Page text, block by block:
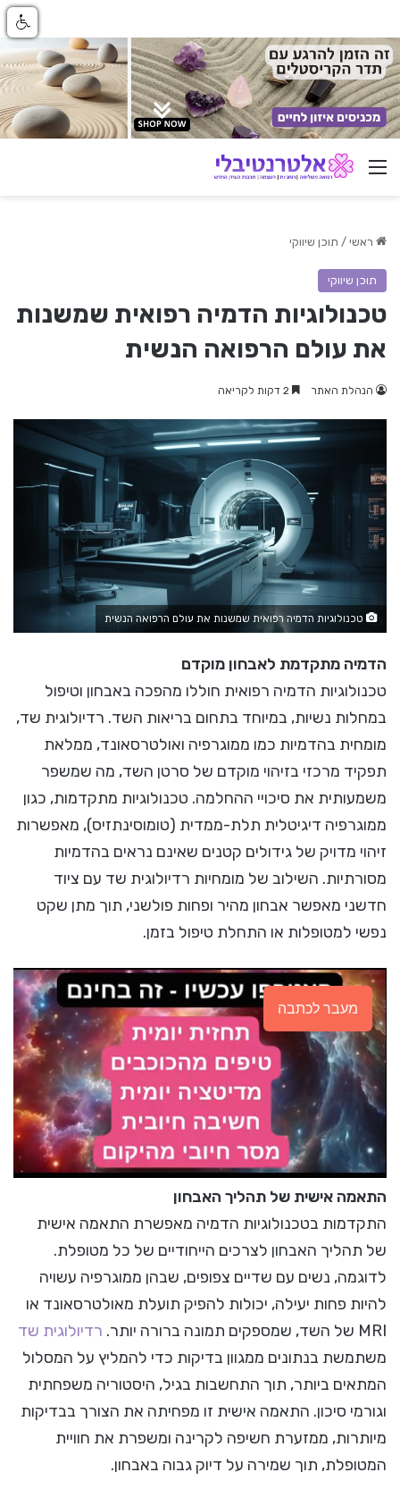
ניווט באתר
ראשי / תוכן שיווקי
תוכן שיווקי
טכנולוגיות הדמיה רפואית שמשנות
את עולם הרפואה הנשית
הנהלת האתר
טכנולוגיות הדמיה רפואית שמשנות את עולם הרפואה הנשית
הדמיה מתקדמת לאבחון מוקדם
טכנולוגיות הדמיה רפואית חוללו מהפכה באבחון וטיפול
במחלות נשיות, במיוחד בתחום בריאות השד. רדיולוגית שד,
מומחית בהדמיות כמו ממוגרפיה ואולטרסאונד, ממלאת
תפקיד מרכזי בזיהוי מוקדם של סרטן השד, מה שמשפר
משמעותית את סיכויי ההחלמה. טכנולוגיות מתקדמות, כגון
ממוגרפיה דיגיטלית תלת-ממדית (טומוסינתזיס), מאפשרות
זיהוי מדויק של גידולים קטנים שאינם נראים בהדמיות
מסורתיות. השילוב של מומחיות רדיולוגית שד עם ציוד
חדשני מאפשר אבחון מהיר ופחות פולשני, תוך מתן שקט
נפשי למטופלות או התחלת טיפול בזמן.
מעבר לכתבה
התאמה אישית של תהליך האבחון
התקדמות בטכנולוגיות הדמיה מאפשרת התאמה אישית
של תהליך האבחון לצרכים הייחודיים של כל מטופלת.
לדוגמה, נשים עם שדיים צפופים, שבהן ממוגרפיה עשויה
להיות פחות יעילה, יכולות להפיק תועלת מאולטרסאונד או
MRI של השד, שמספקים תמונה ברורה יותר.
רדיולוגית שד
משתמשת בנתונים ממגוון בדיקות כדי להמליץ על המסלול
המתאים ביותר, תוך התחשבות בגיל, היסטוריה משפחתית
וגורמי סיכון. התאמה אישית זו מפחיתה את הצורך בבדיקות
מיותרות, ממזערת חשיפה לקרינה ומשפרת את חוויית
המטופלת, תוך שמירה על דיוק גבוה באבחון.